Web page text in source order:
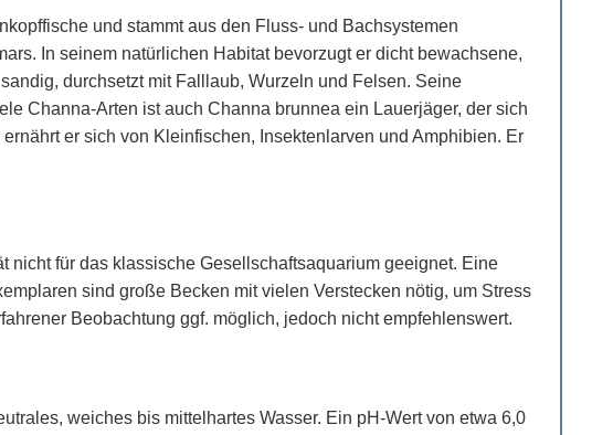
und stammt aus den Fluss- und Bachsystemen
In seinem natürlichen Habitat bevorzugt er dicht bewachsene,
durchsetzt mit Falllaub, Wurzeln und Felsen. Seine
Channa-Arten ist auch Channa brunnea ein Lauerjäger, der sich
er sich von Kleinfischen, Insektenlarven und Amphibien. Er
für das klassische Gesellschaftsaquarium geeignet. Eine
sind große Becken mit vielen Verstecken nötig, um Stress
Beobachtung ggf. möglich, jedoch nicht empfehlenswert.
weiches bis mittelhartes Wasser. Ein pH-Wert von etwa 6,0